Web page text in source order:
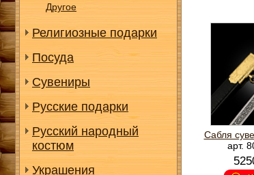
Другое
Религиозные подарки
Посуда
Сувениры
Русские подарки
Русский народный
костюм
Украшения
Сабля
арт.